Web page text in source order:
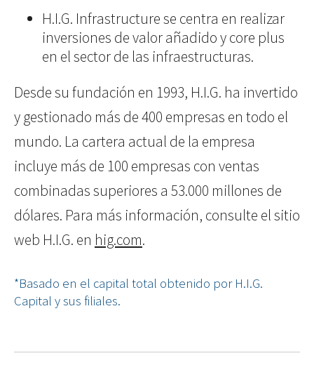
H.I.G. Infrastructure se centra en realizar
inversiones de valor añadido y core plus
en el sector de las infraestructuras.
Desde su fundación en 1993, H.I.G. ha invertido
y gestionado más de 400 empresas en todo el
mundo. La cartera actual de la empresa
incluye más de 100 empresas con ventas
combinadas superiores a 53.000 millones de
dólares. Para más información, consulte el sitio
web H.I.G. en hig.com.
*Basado en el capital total obtenido por H.I.G.
Capital y sus filiales.